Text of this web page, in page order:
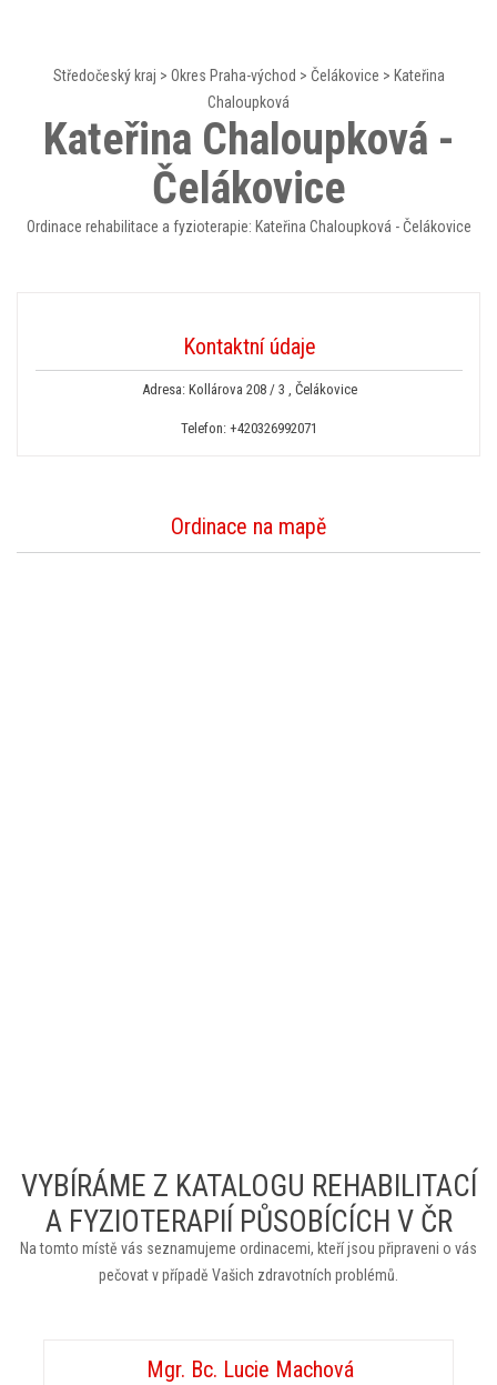
Středočeský kraj > Okres Praha-východ > Čelákovice > Kateřina
Chaloupková
Kateřina Chaloupková -
Čelákovice
Ordinace rehabilitace a fyzioterapie: Kateřina Chaloupková - Čelákovice
Kontaktní údaje
Adresa: Kollárova 208 / 3 , Čelákovice
Telefon: +420326992071
Ordinace na mapě
VYBÍRÁME Z KATALOGU REHABILITACÍ
A FYZIOTERAPIÍ PŮSOBÍCÍCH V ČR
Na tomto místě vás seznamujeme ordinacemi, kteří jsou připraveni o vás
pečovat v případě Vašich zdravotních problémů.
Mgr. Bc. Lucie Machová